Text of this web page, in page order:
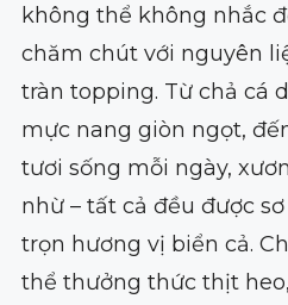
không thể không nhắc
chăm chút với nguyên
tràn topping. Từ chả cá
mực nang giòn ngọt,
tươi sống mỗi ngày,
nhừ – tất cả đều được
trọn hương vị biển cả.
thể thưởng thức thịt